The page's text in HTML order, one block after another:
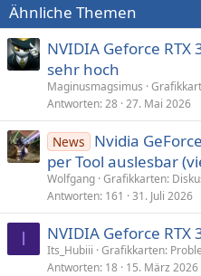
Ähnliche Themen
NVIDIA Geforce
sehr hoch
Maginusmagsimus
Antworten 28 27. Mai 2026
News
Nvidia
per Tool auslesbar
Wolfgang Grafikkarten:
Antworten 161 31. Juli 2026
I NVIDIA Geforce
Its_Hubiii Grafikkarten:
Antworten 18 15. März 2026